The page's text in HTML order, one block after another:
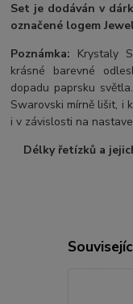
Set je dodáván v
označené logem
Poznámka: Krystaly
krásné barevné
dopadu paprsku
Swarovski mírně lišit, i
i v závislosti na
Délky řetízků a